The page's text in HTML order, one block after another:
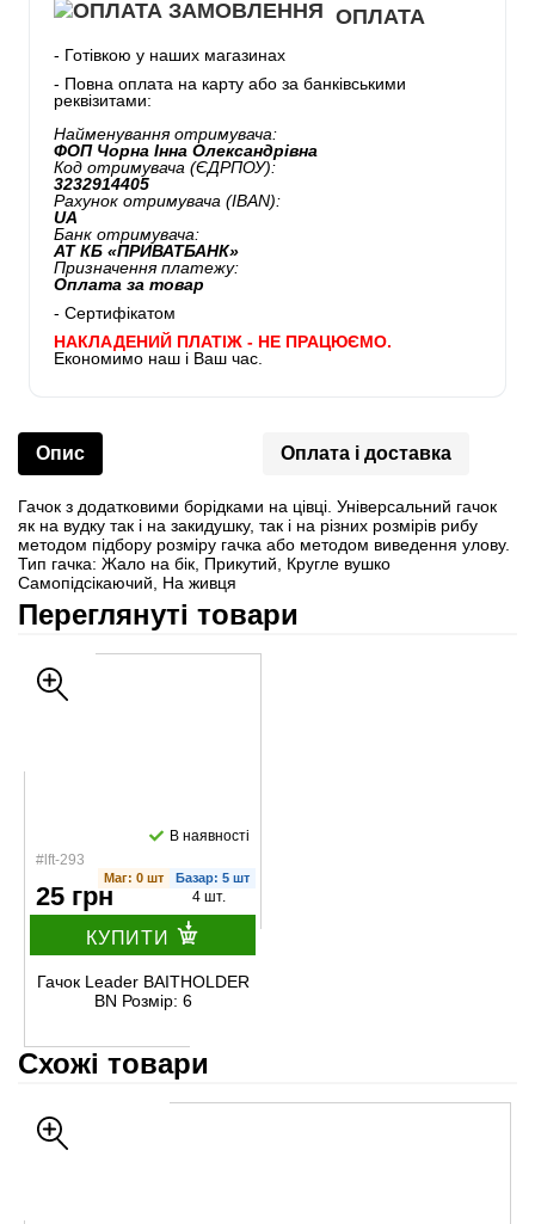
ОПЛАТА
- Готівкою у наших магазинах
- Повна оплата на карту або за банківськими
реквізитами:
Найменування отримувача:
ФОП Чорна Інна Олександрівна
Код отримувача (ЄДРПОУ):
3232914405
Рахунок отримувача (IBAN):
UA
Банк отримувача:
АТ КБ «ПРИВАТБАНК»
Призначення платежу:
Оплата за товар
- Сертифікатом
НАКЛАДЕНИЙ ПЛАТІЖ - НЕ ПРАЦЮЄМО.
Економимо наш і Ваш час.
Опис Оплата і доставка
Гачок з додатковими борідками на цівці. Універсальний гачок
як на вудку так і на закидушку, так і на різних розмірів рибу
методом підбору розміру гачка або методом виведення улову.
Тип гачка: Жало на бік, Прикутий, Кругле вушко
Самопідсікаючий, На живця
Переглянуті товари
#lft-293
В наявності
Маг: 0 шт Базар: 5 шт
25 грн 4 шт.
КУПИТИ
Гачок Leader BAITHOLDER
BN Розмір: 6
Схожі товари